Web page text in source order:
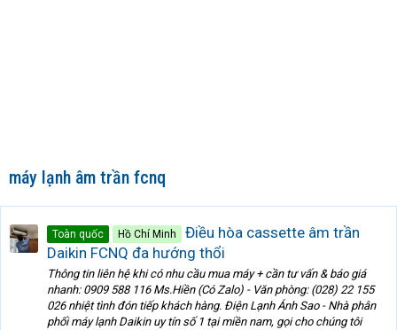
máy lạnh âm trần fcnq
Toàn quốc Hồ Chí Minh
Điều hòa cassette âm trần
Daikin FCNQ đa hướng thổi
Thông tin liên hệ khi có nhu cầu mua máy + cần tư vấn & báo giá
nhanh: 0909 588 116 Ms.Hiền (Có Zalo) - Văn phòng: (028) 22 155
026 nhiệt tình đón tiếp khách hàng. Điện Lạnh Ánh Sao - Nhà phân
phối máy lạnh Daikin uy tín số 1 tại miền nam, gọi cho chúng tôi